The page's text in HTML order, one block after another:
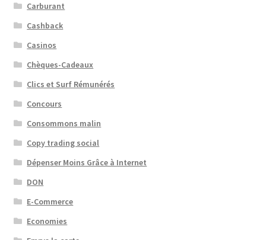
Carburant
Cashback
Casinos
Chèques-Cadeaux
Clics et Surf Rémunérés
Concours
Consommons malin
Copy trading social
Dépenser Moins Grâce à Internet
DON
E-Commerce
Economies